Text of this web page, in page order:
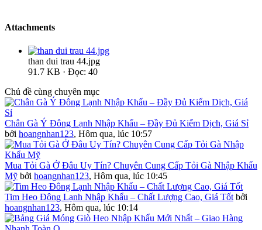
Attachments
than dui trau 44.jpg
91.7 KB · Đọc: 40
Chủ đề cùng chuyên mục
Chân Gà Ý Đông Lạnh Nhập Khẩu – Đầy Đủ Kiểm Dịch, Giá Sỉ
bởi hoangnhan123, Hôm qua, lúc 10:57
Mua Tỏi Gà Ở Đâu Uy Tín? Chuyên Cung Cấp Tỏi Gà Nhập Khẩu
Mỹ bởi hoangnhan123, Hôm qua, lúc 10:45
Tim Heo Đông Lạnh Nhập Khẩu – Chất Lượng Cao, Giá Tốt bởi
hoangnhan123, Hôm qua, lúc 10:14